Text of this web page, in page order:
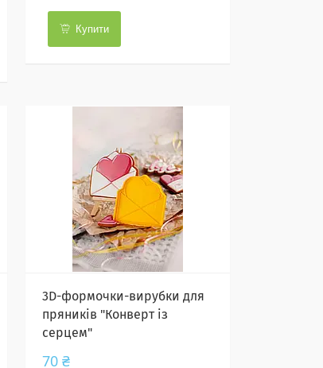
Купити
3D-формочки-вирубки для
пряників "Конверт із
серцем"
70 ₴